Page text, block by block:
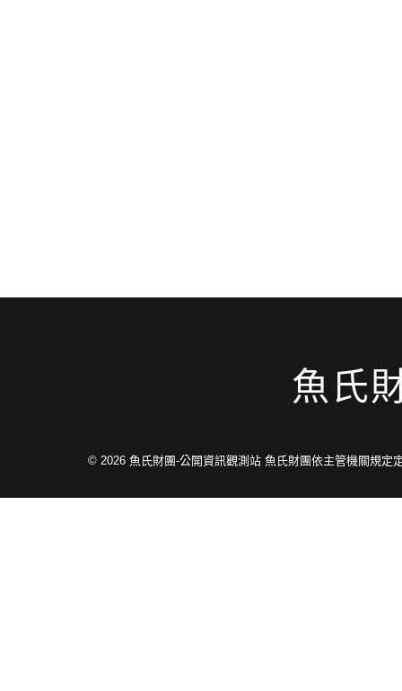
魚氏
© 2026 魚氏財團-公開資訊觀測站 魚氏財團依主管機關規定